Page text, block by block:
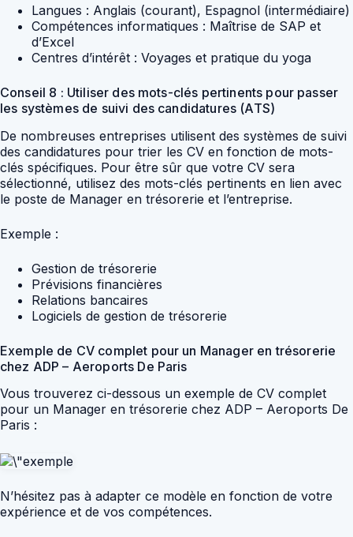
Langues : Anglais (courant), Espagnol (intermédiaire)
Compétences informatiques : Maîtrise de SAP et
d’Excel
Centres d’intérêt : Voyages et pratique du yoga
Conseil 8 : Utiliser des mots-clés pertinents pour passer
les systèmes de suivi des candidatures (ATS)
De nombreuses entreprises utilisent des systèmes de suivi
des candidatures pour trier les CV en fonction de mots-
clés spécifiques. Pour être sûr que votre CV sera
sélectionné, utilisez des mots-clés pertinents en lien avec
le poste de Manager en trésorerie et l’entreprise.
Exemple :
Gestion de trésorerie
Prévisions financières
Relations bancaires
Logiciels de gestion de trésorerie
Exemple de CV complet pour un Manager en trésorerie
chez ADP – Aeroports De Paris
Vous trouverez ci-dessous un exemple de CV complet
pour un Manager en trésorerie chez ADP – Aeroports De
Paris :
N’hésitez pas à adapter ce modèle en fonction de votre
expérience et de vos compétences.